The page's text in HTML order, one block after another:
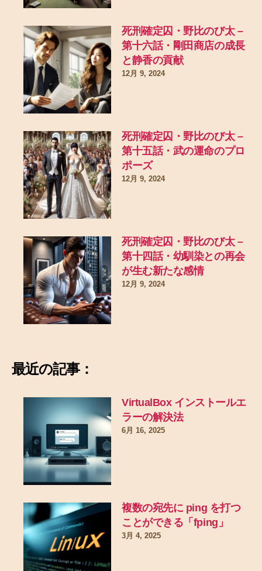
死刑確定囚・野比のび太 –
第十六話・剛田商店の成長
と静香の貢献
12月 9, 2024
死刑確定囚・野比のび太 –
第十五話・武の運命のプロ
ポーズ
12月 9, 2024
死刑確定囚・野比のび太 –
第十四話・幼馴染との再会
が生む新たな感情
12月 9, 2024
最近の記事：
VirtualBox インストールエ
ラーの解決法
6月 16, 2025
複数の宛先に ping を打つ
ことができる「fping」
3月 4, 2025